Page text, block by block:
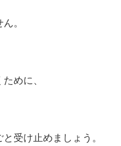
。
めに、
受け止めましょう。